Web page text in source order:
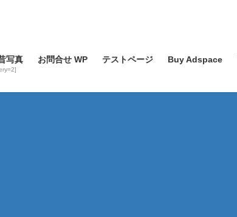
写真 お問合せ WP テストページ Buy Adspace